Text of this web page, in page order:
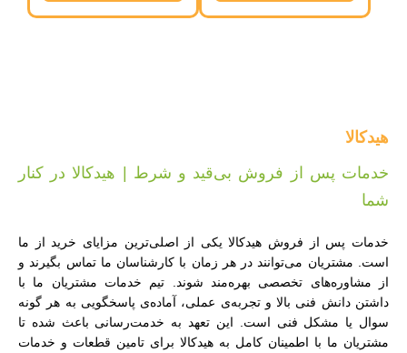
هیدکالا
خدمات پس از فروش بی‌قید و شرط | هیدکالا در کنار
شما
خدمات پس از فروش هیدکالا یکی از اصلی‌ترین مزایای خرید از ما
است. مشتریان می‌توانند در هر زمان با کارشناسان ما تماس بگیرند و
از مشاوره‌های تخصصی بهره‌مند شوند. تیم خدمات مشتریان ما با
داشتن دانش فنی بالا و تجربه‌ی عملی، آماده‌ی پاسخگویی به هر گونه
سوال یا مشکل فنی است. این تعهد به خدمت‌رسانی باعث شده تا
مشتریان ما با اطمینان کامل به هیدکالا برای تامین قطعات و خدمات